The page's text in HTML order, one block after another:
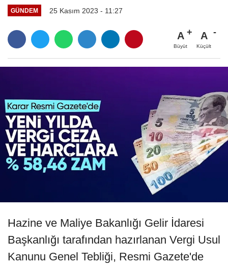
GÜNDEM 25 Kasım 2023 - 11:27
A
Büyüt
A
Küçült
Hazine ve Maliye Bakanlığı Gelir İdaresi
Başkanlığı tarafından hazırlanan Vergi Usul
Kanunu Genel Tebliği, Resmi Gazete'de